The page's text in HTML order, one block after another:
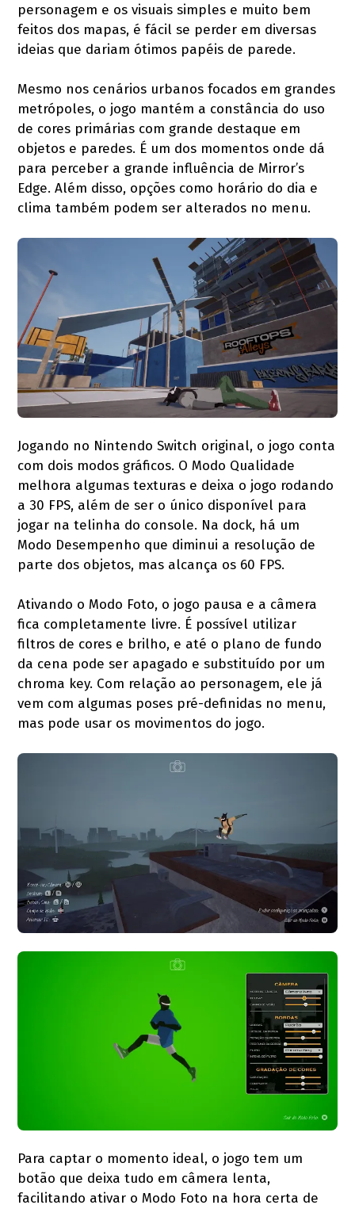
personagem e os visuais simples e muito bem
feitos dos mapas, é fácil se perder em diversas
ideias que dariam ótimos papéis de parede.
Mesmo nos cenários urbanos focados em grandes
metrópoles, o jogo mantém a constância do uso
de cores primárias com grande destaque em
objetos e paredes. É um dos momentos onde dá
para perceber a grande influência de Mirror’s
Edge. Além disso, opções como horário do dia e
clima também podem ser alterados no menu.
Jogando no Nintendo Switch original, o jogo conta
com dois modos gráficos. O Modo Qualidade
melhora algumas texturas e deixa o jogo rodando
a 30 FPS, além de ser o único disponível para
jogar na telinha do console. Na dock, há um
Modo Desempenho que diminui a resolução de
parte dos objetos, mas alcança os 60 FPS.
Ativando o Modo Foto, o jogo pausa e a câmera
fica completamente livre. É possível utilizar
filtros de cores e brilho, e até o plano de fundo
da cena pode ser apagado e substituído por um
chroma key. Com relação ao personagem, ele já
vem com algumas poses pré-definidas no menu,
mas pode usar os movimentos do jogo.
Para captar o momento ideal, o jogo tem um
botão que deixa tudo em câmera lenta,
facilitando ativar o Modo Foto na hora certa de